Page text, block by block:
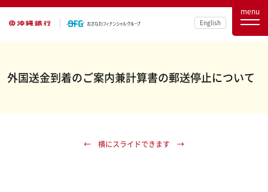
English
menu
外国送金到着のご案内兼計算書の郵送停止について